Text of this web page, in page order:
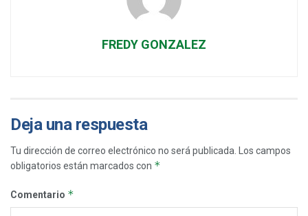
FREDY GONZALEZ
Deja una respuesta
Tu dirección de correo electrónico no será publicada. Los campos
obligatorios están marcados con *
Comentario *